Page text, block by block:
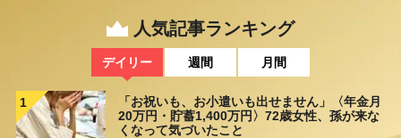
人気記事ランキング
デイリー 週間 月間
1
「お祝いも、お小遣いも出せません」〈年金月
20万円・貯蓄1,400万円〉72歳女性、孫が来な
くなって気づいたこと